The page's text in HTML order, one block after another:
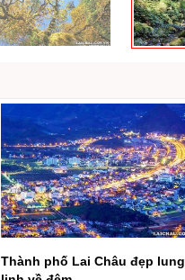
Thành phố Lai Châu đẹp lung